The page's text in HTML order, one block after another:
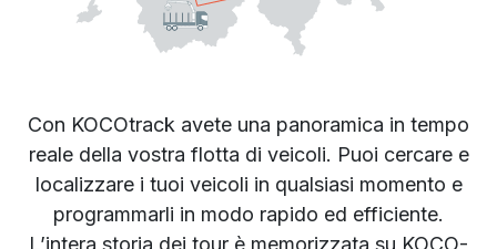
Con KOCOtrack avete una panoramica in tempo
reale della vostra flotta di veicoli. Puoi cercare e
localizzare i tuoi veicoli in qualsiasi momento e
programmarli in modo rapido ed efficiente.
L’intera storia dei tour è memorizzata su KOCO-